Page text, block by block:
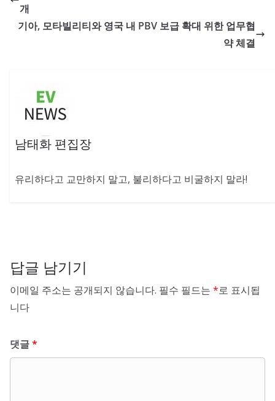
개
기아, 모타빌리티와 영국 내 PBV 보급 확대 위한 업무협
약 체결
남태화 편집장
유리하다고 교만하지 말고, 불리하다고 비굴하지 말라!
답글 남기기
이메일 주소는 공개되지 않습니다. 필수 필드는 *로 표시됩
니다
댓글*